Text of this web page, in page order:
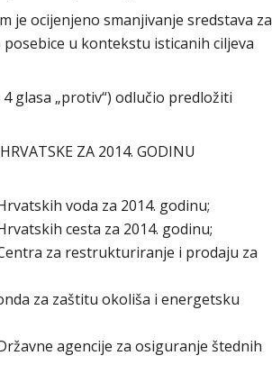
je ocijenjeno smanjivanje sredstava za
u kontekstu isticanih ciljeva
glasa „protiv“) odlučio predložiti
ZA 2014. GODINU
voda za 2014. godinu;
cesta za 2014. godinu;
za restrukturiranje i prodaju za
za zaštitu okoliša i energetsku
agencije za osiguranje štednih